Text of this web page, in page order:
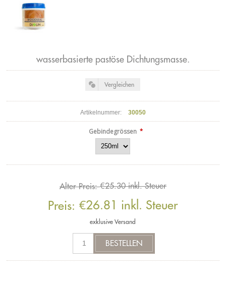
wasserbasierte pastöse Dichtungsmasse.
Artikelnummer: 30050
Gebindegrössen *
Alter Preis: €25.30 inkl. Steuer
Preis: €26.81 inkl. Steuer
exklusiveVersand